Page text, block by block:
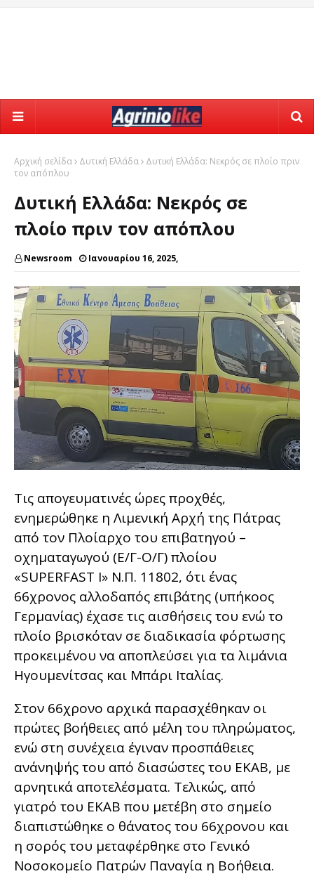
Αρχική σελίδα Δυτική Ελλάδα
Δυτική Ελλάδα: Νεκρός σε πλοίο πριν
τον απόπλου
Δυτική Ελλάδα: Νεκρός σε
πλοίο πριν τον απόπλου
Newsroom Ιανουαρίου 16, 2025,
Τις απογευματινές ώρες προχθές,
ενημερώθηκε η Λιμενική Αρχή της Πάτρας
από τον Πλοίαρχο του επιβατηγού –
οχηματαγωγού (Ε/Γ-Ο/Γ) πλοίου
«SUPERFAST I» Ν.Π. 11802, ότι ένας
66χρονος αλλοδαπός επιβάτης (υπήκοος
Γερμανίας) έχασε τις αισθήσεις του ενώ το
πλοίο βρισκόταν σε διαδικασία φόρτωσης
προκειμένου να αποπλεύσει για τα λιμάνια
Ηγουμενίτσας και Μπάρι Ιταλίας.
Στον 66χρονο αρχικά παρασχέθηκαν οι
πρώτες βοήθειες από μέλη του πληρώματος,
ενώ στη συνέχεια έγιναν προσπάθειες
ανάνηψής του από διασώστες του ΕΚΑΒ, με
αρνητικά αποτελέσματα. Τελικώς, από
γιατρό του ΕΚΑΒ που μετέβη στο σημείο
διαπιστώθηκε ο θάνατος του 66χρονου και
η σορός του μεταφέρθηκε στο Γενικό
Νοσοκομείο Πατρών Παναγία η Βοήθεια.